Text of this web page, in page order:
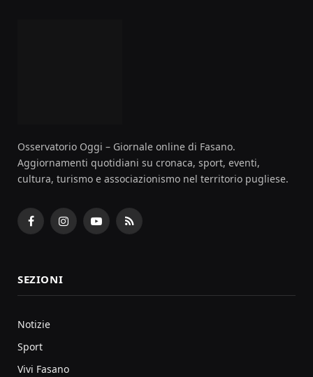
Osservatorio Oggi – Giornale online di Fasano.
Aggiornamenti quotidiani su cronaca, sport, eventi,
cultura, turismo e associazionismo nel territorio pugliese.
FacebookInstagramYouTubeRSS
SEZIONI
Notizie
Sport
Vivi Fasano